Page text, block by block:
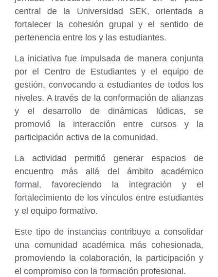
central de la Universidad SEK, orientada a
fortalecer la cohesión grupal y el sentido de
pertenencia entre los y las estudiantes.
La iniciativa fue impulsada de manera conjunta
por el Centro de Estudiantes y el equipo de
gestión, convocando a estudiantes de todos los
niveles. A través de la conformación de alianzas
y el desarrollo de dinámicas lúdicas, se
promovió la interacción entre cursos y la
participación activa de la comunidad.
La actividad permitió generar espacios de
encuentro más allá del ámbito académico
formal, favoreciendo la integración y el
fortalecimiento de los vínculos entre estudiantes
y el equipo formativo.
Este tipo de instancias contribuye a consolidar
una comunidad académica más cohesionada,
promoviendo la colaboración, la participación y
el compromiso con la formación profesional.